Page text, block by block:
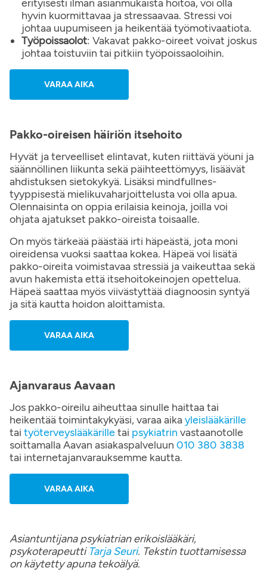
erityisesti ilman asianmukaista hoitoa, voi olla
hyvin kuormittavaa ja stressaavaa. Stressi voi
johtaa uupumiseen ja heikentää työmotivaatiota.
Työpoissaolot: Vakavat pakko-oireet voivat joskus
johtaa toistuviin tai pitkiin työpoissaoloihin.
VARAA AIKA
Pakko-oireisen häiriön itsehoito
Hyvät ja terveelliset elintavat, kuten riittävä yöuni ja
säännöllinen liikunta sekä päihteettömyys, lisäävät
ahdistuksen sietokykyä. Lisäksi mindfullnes-
tyyppisestä mielikuvaharjoittelusta voi olla apua.
Olennaisinta on oppia erilaisia keinoja, joilla voi
ohjata ajatukset pakko-oireista toisaalle.
On myös tärkeää päästää irti häpeästä, jota moni
oireidensa vuoksi saattaa kokea. Häpeä voi lisätä
pakko-oireita voimistavaa stressiä ja vaikeuttaa sekä
avun hakemista että itsehoitokeinojen opettelua.
Häpeä saattaa myös viivästyttää diagnoosin syntyä
ja sitä kautta hoidon aloittamista.
VARAA AIKA
Ajanvaraus Aavaan
Jos pakko-oireilu aiheuttaa sinulle haittaa tai
heikentää toimintakykyäsi, varaa aikayleislääkärille
tai työterveyslääkärilletai psykiatrin vastaanotolle
soittamalla Aavan asiakaspalveluun 010 380 3838
tai internetajanvarauksemme kautta.
VARAA AIKA
Asiantuntijana psykiatrian erikoislääkäri,
psykoterapeutti Tarja Seuri. Tekstin tuottamisessa
on käytetty apuna tekoälyä.